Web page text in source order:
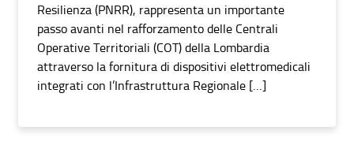
Resilienza (PNRR), rappresenta un importante
passo avanti nel rafforzamento delle Centrali
Operative Territoriali (COT) della Lombardia
attraverso la fornitura di dispositivi elettromedicali
integrati con l’Infrastruttura Regionale […]